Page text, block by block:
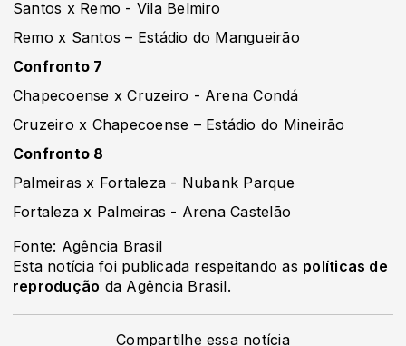
Santos x Remo - Vila Belmiro
Remo x Santos – Estádio do Mangueirão
Confronto 7
Chapecoense x Cruzeiro - Arena Condá
Cruzeiro x Chapecoense – Estádio do Mineirão
Confronto 8
Palmeiras x Fortaleza - Nubank Parque
Fortaleza x Palmeiras - Arena Castelão
Fonte: Agência Brasil
Esta notícia foi publicada respeitando as políticas de
reprodução da Agência Brasil.
Compartilhe essa notícia